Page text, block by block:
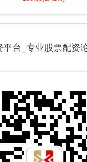
平台_专业股票配资